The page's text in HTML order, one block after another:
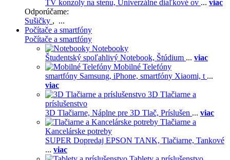
TV konzoly na stenu, Univerzálne diaľkové ov ... viac
Odporúčame:
Sušičky , ...
Počítače a smartfóny
Počítače a smartfóny
Notebooky
Študentský spoľahlivý Notebook, Štúdium ... viac
Mobilné Telefóny
smartfóny Samsung, iPhone, smartfóny Xiaomi, t ...
viac
3D Tlačiarne a
príslušenstvo
3D Tlačiarne, Náplne pre 3D Tlač, Príslušen ... viac
Tlačiarne a
Kancelárske potreby
SUPER Dopredaj EPSON TANK, Tlačiarne, Tankové
... viac